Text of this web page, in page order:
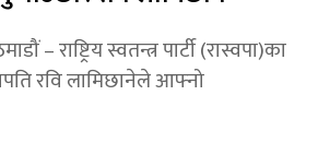
– राष्ट्रिय स्वतन्त्र पार्टी (रास्वपा)का
रवि लामिछानेले आफ्नो